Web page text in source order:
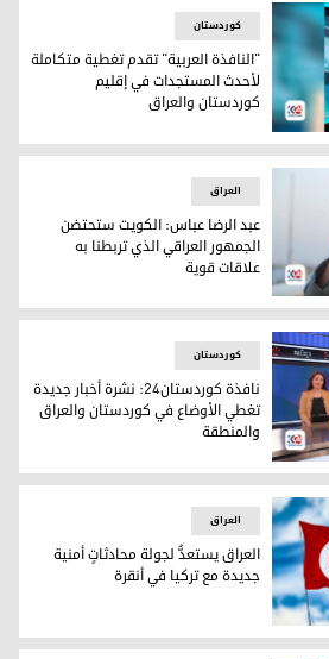
کوردستان
"النافذة العربية" تقدم تغطية متكاملة
لأحدث المستجدات في إقليم
كوردستان والعراق
ستحتضن الجمهور العراقي الذي
العراق
عبد الرضا عباس: الكويت ستحتضن
الجمهور العراقي الذي تربطنا به
علاقات قوية
کوردستان
نافذة كوردستان24: نشرة أخبار جديدة
تغطي الأوضاع في كوردستان والعراق
والمنطقة
أمنية جديدة مع تركيا في أنقرة
العراق
العراق يستعدُّ لجولة محادثاتٍ أمنية
جديدة مع تركيا في أنقرة